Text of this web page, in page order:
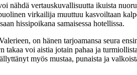
nähdä vertauskuvallisuutta ikuista
virkailija muuttuu kasvoiltaan
hissipoikana samaisessa hotellissa.
on hänen tarjoamansa seura
takaa voi aistia jotain pahaa ja
myös mustaa, punaista ja